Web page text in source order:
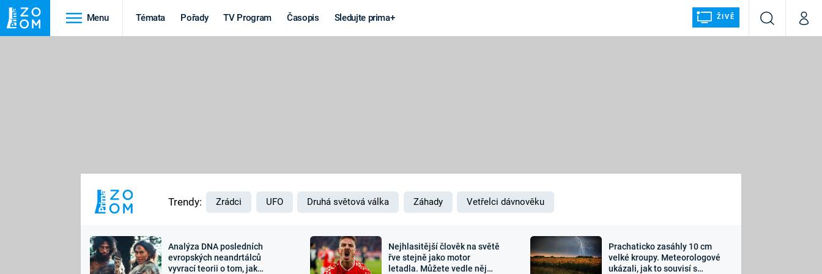
Menu Témata Pořady TV Program Časopis Sledujte prima+ ŽIVĚ
VyhledáváníMůj
MARS
Výročí
Záhady a
Zajímavosti Sledujte nás
Trendy: Zrádci UFO Druhá světová válka Záhady Vetřelci dávnověku
Analýza DNA posledních
evropských neandrtálců
vyvrací teorii o tom, jak
Nejhlasitější člověk na světě
řve stejně jako motor
letadla. Můžete vedle něj
Prachaticko zasáhly 10 cm
velké kroupy. Meteorologové
ukázali, jak to souvisí s